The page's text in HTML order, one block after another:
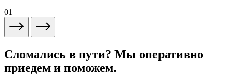
01
Сломались в пути? Мы оперативно
приедем и поможем.